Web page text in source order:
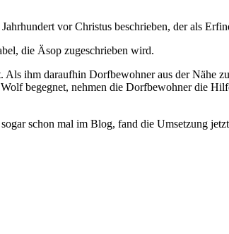
vor Christus beschrieben, der als
die Äsop zugeschrieben wird.
ihm daraufhin Dorfbewohner aus der Nähe
begegnet, nehmen die Dorfbewohner die
schon mal im Blog, fand die Umsetzung